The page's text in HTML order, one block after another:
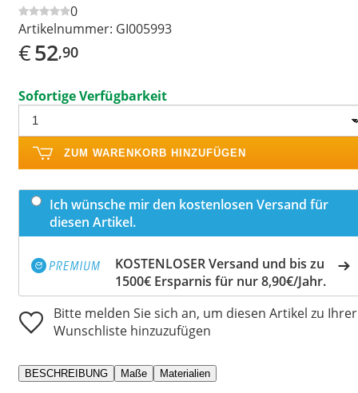
0
Artikelnummer: GI005993
€52,90
Sofortige Verfügbarkeit
ZUM WARENKORB HINZUFÜGEN
Ich wünsche mir den kostenlosen Versand für
diesen Artikel.
KOSTENLOSER Versand und bis zu
1500€ Ersparnis für nur 8,90€/Jahr.
Bitte melden Sie sich an, um diesen Artikel zu Ihrer
Wunschliste hinzuzufügen
BESCHREIBUNG Maße Materialien